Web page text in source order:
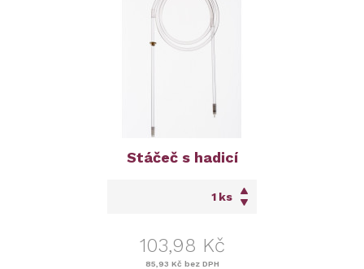
Stáčeč s hadicí
ks
103,98 Kč
85,93 Kč bez DPH